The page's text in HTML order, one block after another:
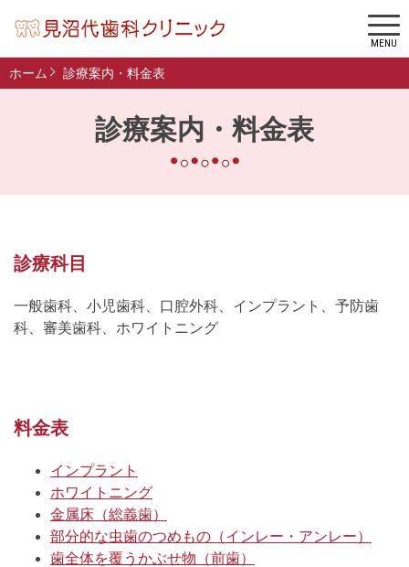
MENU
診療案内・料金表
ホーム 診療案内・料金表
診療科目
一般歯科、小児歯科、口腔外科、インプラント、予防歯
科、審美歯科、ホワイトニング
料金表
インプラント
ホワイトニング
金属床（総義歯）
部分的な虫歯のつめもの（インレー・アンレー）
歯全体を覆うかぶせ物（前歯）